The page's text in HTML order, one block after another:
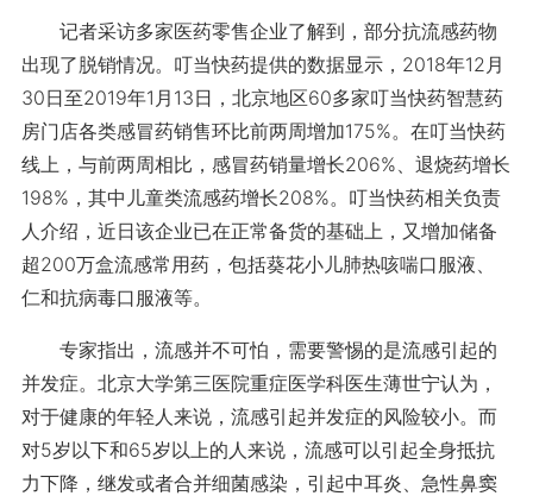
记者采访多家医药零售企业了解到，部分抗流感药物
出现了脱销情况。叮当快药提供的数据显示，2018年12月
30日至2019年1月13日，北京地区60多家叮当快药智慧药
房门店各类感冒药销售环比前两周增加175%。在叮当快药
线上，与前两周相比，感冒药销量增长206%、退烧药增长
198%，其中儿童类流感药增长208%。叮当快药相关负责
人介绍，近日该企业已在正常备货的基础上，又增加储备
超200万盒流感常用药，包括葵花小儿肺热咳喘口服液、
仁和抗病毒口服液等。
专家指出，流感并不可怕，需要警惕的是流感引起的
并发症。北京大学第三医院重症医学科医生薄世宁认为，
对于健康的年轻人来说，流感引起并发症的风险较小。而
对5岁以下和65岁以上的人来说，流感可以引起全身抵抗
力下降，继发或者合并细菌感染，引起中耳炎、急性鼻窦